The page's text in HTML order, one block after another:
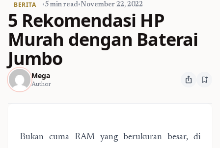
BERITA •5 min read•November 22, 2022
5 Rekomendasi HP
Murah dengan Baterai
Jumbo
Mega
Author ios_share bookmark_add
Bukan cuma RAM yang berukuran besar, di